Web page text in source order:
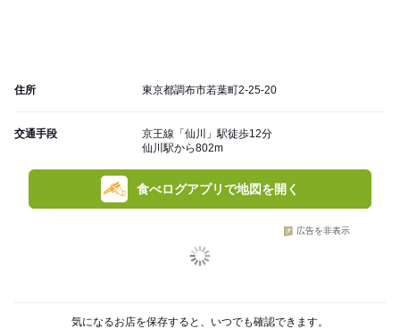
住所 東京都調布市若葉町2-25-20
交通手段
京王線「仙川」駅徒歩12分
仙川駅から802m
食べログアプリで地図を開く
広告を非表示
気になるお店を保存すると、いつでも確認できます。